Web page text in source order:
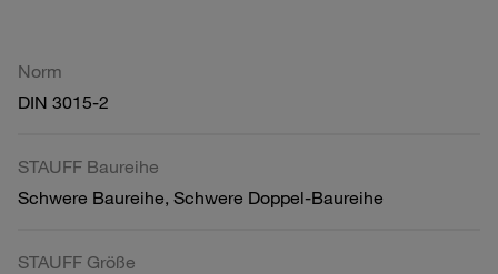
Norm
DIN 3015-2
STAUFF Baureihe
Schwere Baureihe, Schwere Doppel-Baureihe
STAUFF Größe